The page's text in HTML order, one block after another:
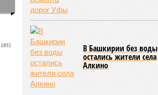
6892 В Башкирии без воды
остались жители села
Алкино